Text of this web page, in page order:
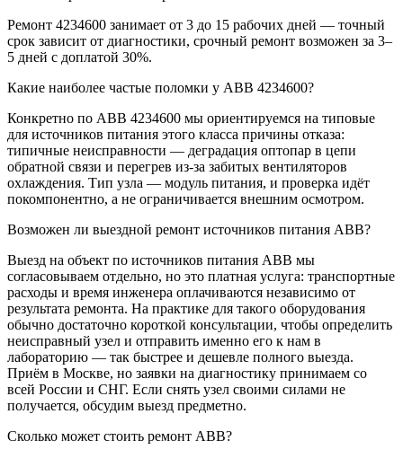
Ремонт 4234600 занимает от 3 до 15 рабочих дней — точный
срок зависит от диагностики, срочный ремонт возможен за 3–
5 дней с доплатой 30%.
Какие наиболее частые поломки у ABB 4234600?
Конкретно по ABB 4234600 мы ориентируемся на типовые
для источников питания этого класса причины отказа:
типичные неисправности — деградация оптопар в цепи
обратной связи и перегрев из-за забитых вентиляторов
охлаждения. Тип узла — модуль питания, и проверка идёт
покомпонентно, а не ограничивается внешним осмотром.
Возможен ли выездной ремонт источников питания ABB?
Выезд на объект по источников питания ABB мы
согласовываем отдельно, но это платная услуга: транспортные
расходы и время инженера оплачиваются независимо от
результата ремонта. На практике для такого оборудования
обычно достаточно короткой консультации, чтобы определить
неисправный узел и отправить именно его к нам в
лабораторию — так быстрее и дешевле полного выезда.
Приём в Москве, но заявки на диагностику принимаем со
всей России и СНГ. Если снять узел своими силами не
получается, обсудим выезд предметно.
Сколько может стоить ремонт ABB?